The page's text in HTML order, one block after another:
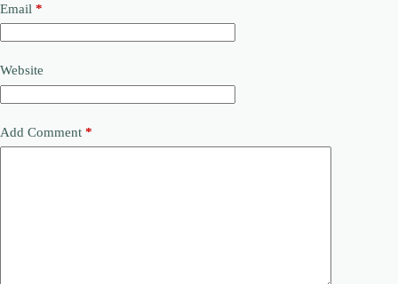
Email *
Website
Add Comment *